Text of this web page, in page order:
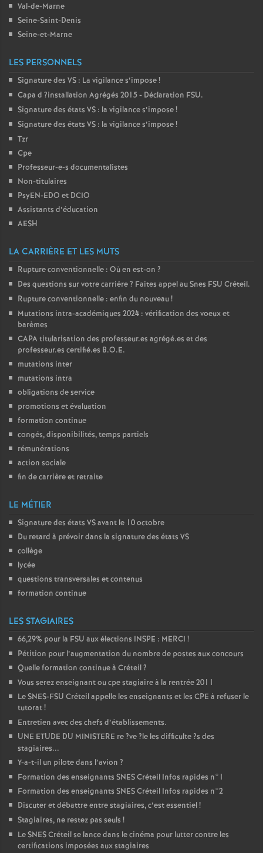
Val-de-Marne
Seine-Saint-Denis
Seine-et-Marne
LES PERSONNELS
Signature des VS : La vigilance s’impose!
Capa d ?installation Agrégés 2015 - Déclaration FSU.
Signature des états VS : la vigilance s’impose!
Signature des états VS : la vigilance s’impose!
Tzr
Cpe
Professeur-e-s documentalistes
Non-titulaires
PsyEN-EDO et DCIO
Assistants d’éducation
AESH
LA CARRIÈRE ET LES MUTS
Rupture conventionnelle : Où en est-on ?
Des questions sur votre carrière? Faites appel au Snes FSU Créteil.
Rupture conventionnelle : enfin du nouveau!
Mutations intra-académiques 2024 : vérification des voeux et
barèmes
CAPAtitularisation des professeur.es agrégé.es et des
professeur.es certifié.es B.O.E.
mutations inter
mutations intra
obligations de service
promotions et évaluation
formation continue
congés, disponibilités, temps partiels
rémunérations
action sociale
fin de carrière et retraite
LE MÉTIER
Signature des états VSavant le 10 octobre
Du retard à prévoir dans la signature des états VS
collège
lycée
questions transversales et contenus
formation continue
LES STAGIAIRES
66,29% pour la FSU aux élections INSPE : MERCI !
Pétition pour l’augmentation du nombre de postes aux concours
Quelle formation continue à Créteil?
Vous serez enseignant ou cpe stagiaire à la rentrée 2011
LeSNES-FSU Créteil appelle les enseignants et les CPE à refuser le
tutorat!
Entretien avec des chefs d’établissements.
UNE ETUDE DU MINISTERE re?ve?le les difficulte?s des
stagiaires...
Y-a-t-il un pilote dans l’avion ?
Formation des enseignants SNESCréteil Infos rapides n°1
Formation des enseignants SNESCréteil Infos rapides n°2
Discuter et débattre entre stagiaires, c’est essentiel!
Stagiaires, ne restez pas seuls !
LeSNESCréteil se lance dans le cinéma pour lutter contre les
certifications imposées aux stagiaires